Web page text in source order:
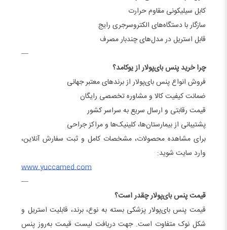
کابل سیلیکونی مقاوم حرارت
سازگار با دستگاه‌های الکتروسرجری رایج
قابل استریل در مدل‌های چندبار مصرف
—
چرا خرید پنس بای‌پولار از یوکامد؟
فروش انواع پنس بای‌پولار از برندهای معتبر جهانی
ضمانت کیفیت کالا و مشاوره تخصصی رایگان
قیمت رقابتی و ارسال سریع به سراسر کشور
پشتیبانی از بیمارستان‌ها، کلینیک‌ها و مراکز جراحی
برای مشاهده محصولات، مشخصات کامل و ثبت سفارش آنلاین،
وارد سایت شوید:
www.yuccamed.com
—
قیمت پنس بای‌پولار چقدر است؟
قیمت پنس بای‌پولار پزشکی بسته به نوع، برند، قابلیت استریل و
شکل نوک متفاوت است. جهت دریافت لیست قیمت به‌روز پنس